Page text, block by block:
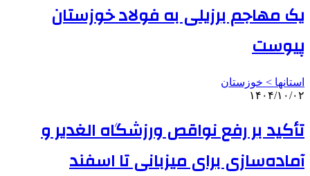
یک مهاجم برزیلی به فولاد خوزستان
پیوست
استانها > خوزستان
۱۴۰۴/۱۰/۰۲
تأکید بر رفع نواقص ورزشگاه الغدیر و
آماده‌سازی برای میزبانی تا اسفند